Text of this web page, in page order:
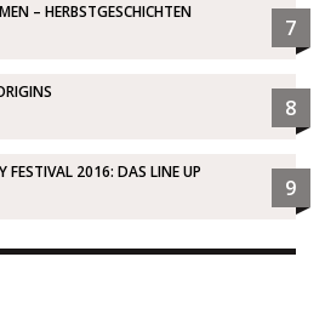
– HERBSTGESCHICHTEN
7
8
FESTIVAL 2016: DAS LINE UP
9